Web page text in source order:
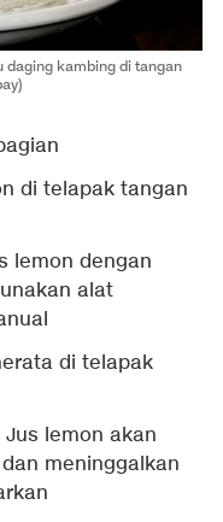
daging kambing di tangan
di telapak tangan
lemon dengan
alat
di telapak
lemon akan
meninggalkan